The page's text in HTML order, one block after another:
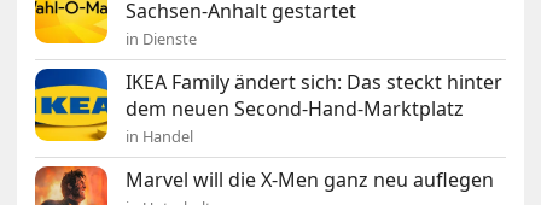
Sachsen-Anhalt gestartet
in Dienste
IKEA Family ändert sich: Das steckt hinter
dem neuen Second-Hand-Marktplatz
in Handel
Marvel will die X-Men ganz neu auflegen